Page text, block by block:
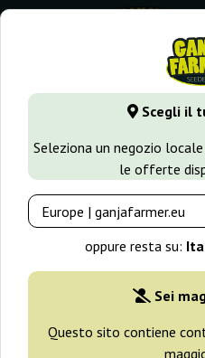
Scegli il
Seleziona un negozio
le offerte
oppure resta su:
Sei
Questo sito contiene
GanjaFarmer.it Varietà di
-25%
+ omaggi